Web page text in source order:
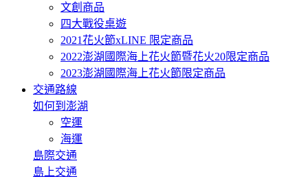
文創商品
四大戰役桌遊
2021花火節xLINE 限定商品
2022澎湖國際海上花火節暨花火20限定商品
2023澎湖國際海上花火節限定商品
交通路線
如何到澎湖
空運
海運
島際交通
島上交通